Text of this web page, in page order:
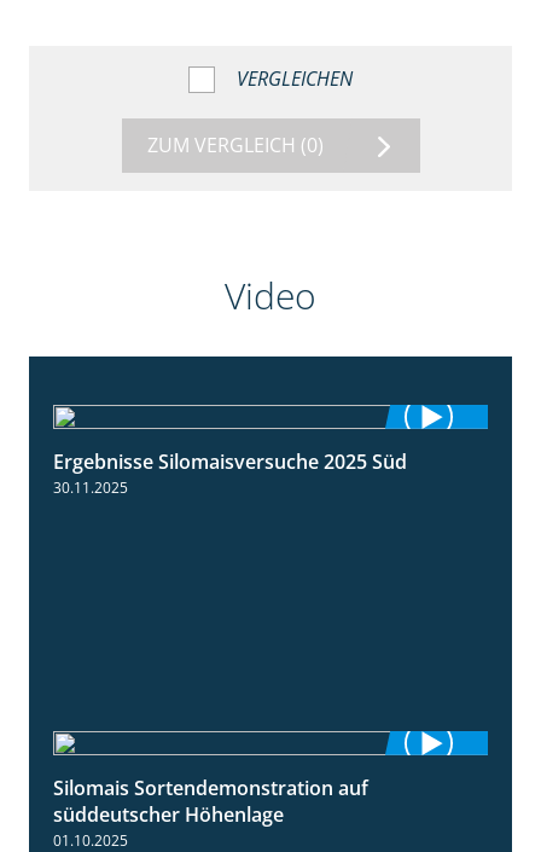
VERGLEICHEN
ZUM VERGLEICH (0)
Video
Ergebnisse Silomaisversuche 2025 Süd
30.11.2025
Silomais Sortendemonstration auf
süddeutscher Höhenlage
01.10.2025